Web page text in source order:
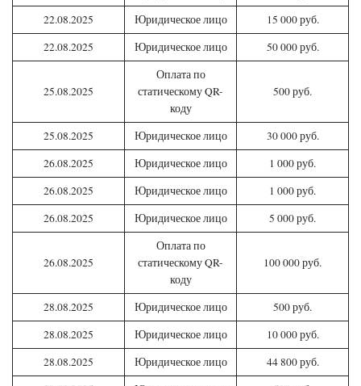
22.08.2025
Юридическое лицо
15 000 руб.
22.08.2025
Юридическое лицо 50 000 руб.
25.08.2025
Оплата по
статическому QR-
коду
500 руб.
25.08.2025 Юридическое лицо
30 000 руб.
26.08.2025
Юридическое лицо
1 000 руб.
26.08.2025
Юридическое лицо
1 000 руб.
26.08.2025
Юридическое лицо 5 000 руб.
26.08.2025
Оплата по
статическому QR-
коду
100 000 руб.
28.08.2025 Юридическое лицо
500 руб.
28.08.2025
Юридическое лицо
10 000 руб.
28.08.2025
Юридическое лицо
44 800 руб.